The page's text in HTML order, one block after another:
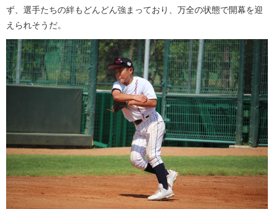
ず、選手たちの絆もどんどん強まっており、万全の状態で開幕を迎
えられそうだ。